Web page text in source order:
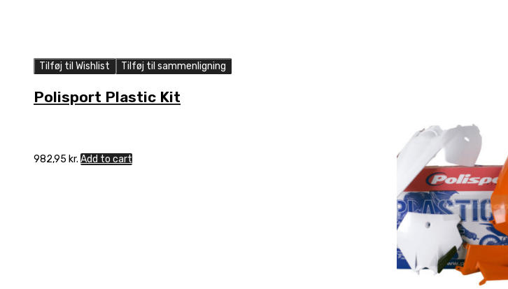
Tilføj til Wishlist Tilføj til sammenligning
Polisport Plastic Kit
982,95 kr. Add to cart